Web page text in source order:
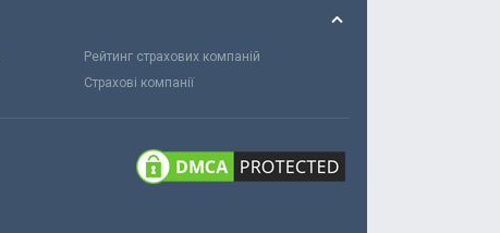
Рейтинг страхових компаній
Страхові компанії